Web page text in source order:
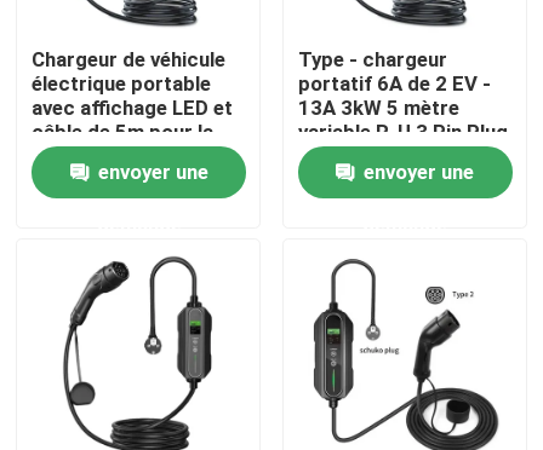
Contrôle de qualité
Contactez-nous
Demandez une citation
Chargeur portatif d'ev
Chargeur de véhicule
électrique portable
avec affichage LED et
câble de 5m pour la
performance
envoyer une
Type - chargeur
portatif 6A de 2 EV -
13A 3kW 5 mètre
variable R-U 3 Pin Plug
envoyer une